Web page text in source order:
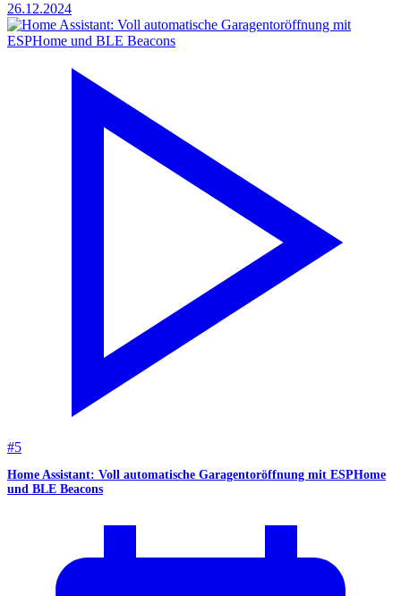
26.12.2024
#5
Home Assistant: Voll automatische Garagentoröffnung mit ESPHome
und BLE Beacons